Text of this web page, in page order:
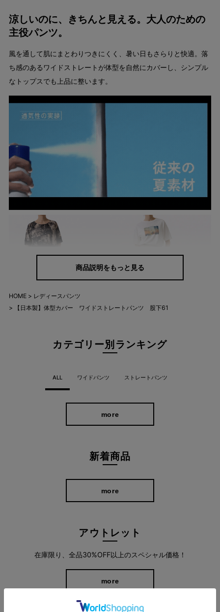
涼しいのに、きちんと見える。大人のための
主役パンツ。
風を通して肌にまとわりつきにくく、暑い日もさらりと快適。落
ち感のあるワイドストレートが体型を自然にカバーし、シンプル
なトップスでも上品に整います。
広がりすぎないストレートラインが脚をまっすぐ長く見せ、ヒッ
商品説明をもっと見る
HOME
レディースパンツ
【日本製】体型カバー ワイドストレートパンツ 股下61
カテゴリー別ランキング
ALL ワイドパンツ ストレートパンツ
more
新着商品
more
アウトレット
在庫限り、全品30%OFF以上のスペシャル価格！
more